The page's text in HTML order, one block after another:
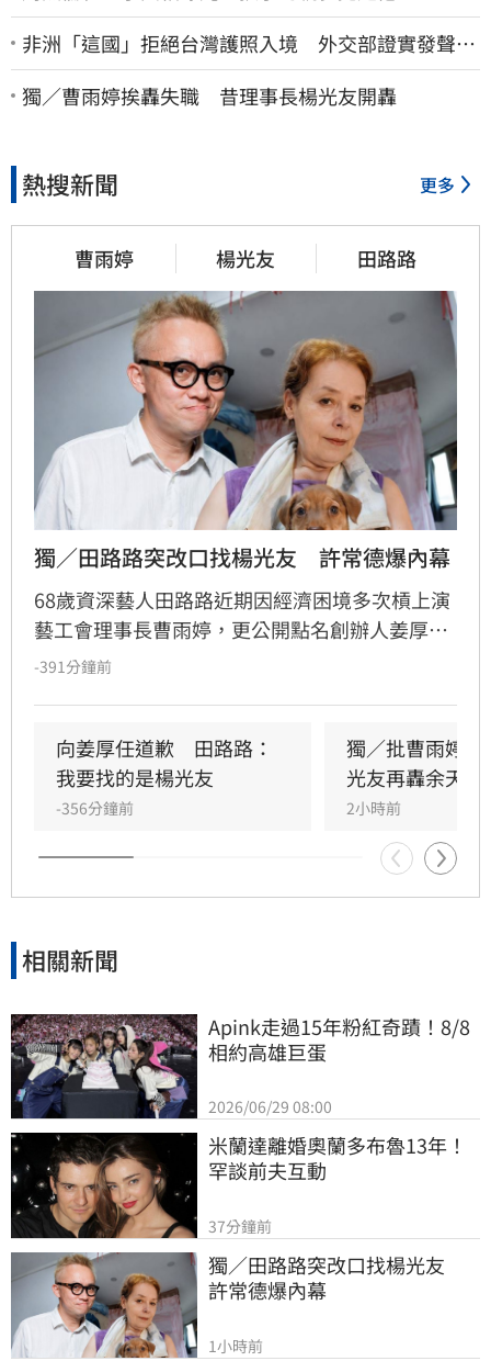
非洲「這國」拒絕台灣護照入境 外交部證實發聲
了：持續交涉聯繫
獨／曹雨婷挨轟失職 昔理事長楊光友開轟
熱搜新聞 更多
曹雨婷 楊光友 田路路
獨／田路路突改口找楊光友　許常德爆內幕
68歲資深藝人田路路近期因經濟困境多次槓上演
藝工會理事長曹雨婷，更公開點名創辦人姜厚任
出面，事後卻發文坦言搞錯對象，真正想找的是
德出面緩頰，建議田路路應先安頓好生活，並提
議透過口述歷史記錄資深藝人的故事。許常德同
時批評現任理事長曹雨婷不應神隱，呼籲工會應
展現具體作為照顧資深藝人，而非僅提供勞健保
功能。整起事件引發關注，田路路則強調目前先
處理身體狀況，後續發展仍待觀察。
-391分鐘前
向姜厚任道歉　田路路：
我要找的是楊光友
-356分鐘前
獨／批曹雨婷
光友再轟余天工
2小時前
相關新聞
Apink走過15年粉紅奇蹟！8/8
相約高雄巨蛋
2026/06/29 08:00
米蘭達離婚奧蘭多布魯13年！
罕談前夫互動
37分鐘前
獨／田路路突改口找楊光友
許常德爆內幕
1小時前